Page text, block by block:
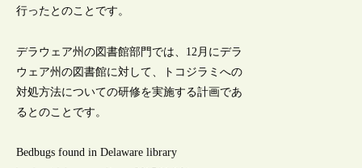
行ったとのことです。
デラウェア州の図書館部門では、12月にデラ
ウェア州の図書館に対して、トコジラミへの
対処方法についての研修を実施する計画であ
るとのことです。
Bedbugs found in Delaware library